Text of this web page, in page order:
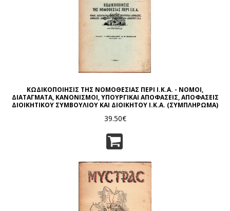
ΚΩΔΙΚΟΠΟΙΗΣΙΣ ΤΗΣ ΝΟΜΟΘΕΣΙΑΣ ΠΕΡΙ Ι.Κ.Α. - ΝΟΜΟΙ,
ΔΙΑΤΑΓΜΑΤΑ, ΚΑΝΟΝΙΣΜΟΙ, ΥΠΟΥΡΓΙΚΑΙ ΑΠΟΦΑΣΕΙΣ, ΑΠΟΦΑΣΕΙΣ
ΔΙΟΙΚΗΤΙΚΟΥ ΣΥΜΒΟΥΛΙΟΥ ΚΑΙ ΔΙΟΙΚΗΤΟΥ Ι.Κ.Α. (ΣΥΜΠΛΗΡΩΜΑ)
39.50€